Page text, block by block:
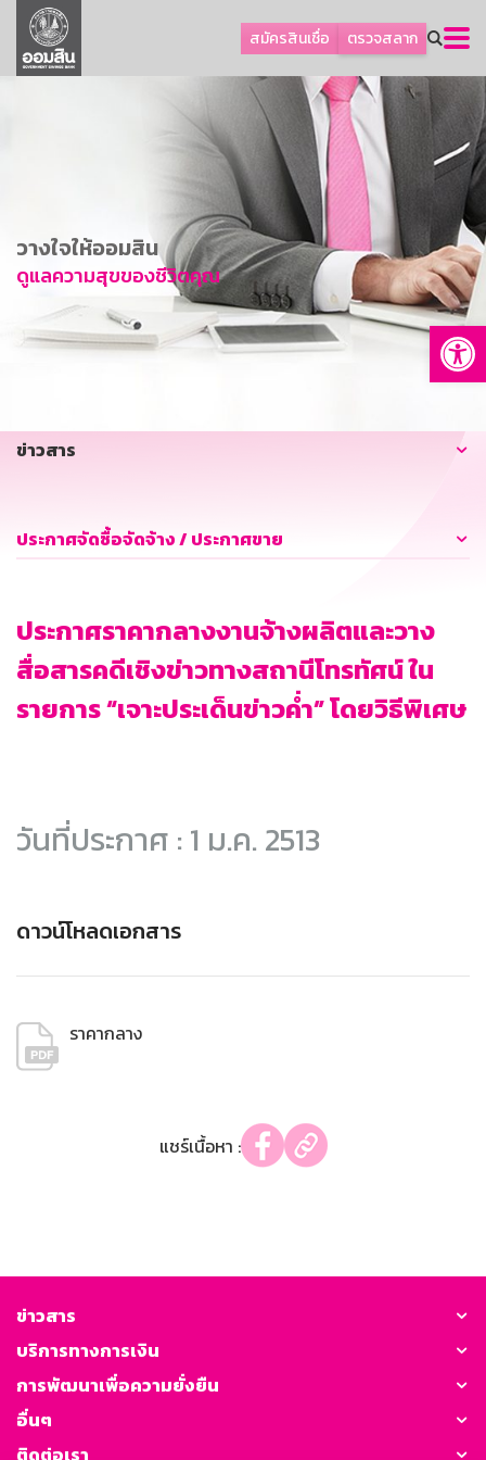
สมัครสินเชื่อ ตรวจสลาก
ลูกค้าธุรกิจ
ลูกค้าผู้ประกอบรายย่อย
การพัฒนาที่ยั่งยืน
ข่าวสาร
บริการทางการเงิน
อื่นๆ
วางใจให้ออมสิน
ดูแลความสุขของชีวิตคุณ
ข่าวสาร
ประกาศจัดซื้อจัดจ้าง / ประกาศขาย
ประกาศราคากลางงานจ้างผลิตและวาง
สื่อสารคดีเชิงข่าวทางสถานีโทรทัศน์ ใน
รายการ “เจาะประเด็นข่าวค่ำ” โดยวิธีพิเศษ
วันที่ประกาศ : 1 ม.ค. 2513
ดาวน์โหลดเอกสาร
ราคากลาง
แชร์เนื้อหา :
ข่าวสาร
บริการทางการเงิน
การพัฒนาเพื่อความยั่งยืน
อื่นๆ